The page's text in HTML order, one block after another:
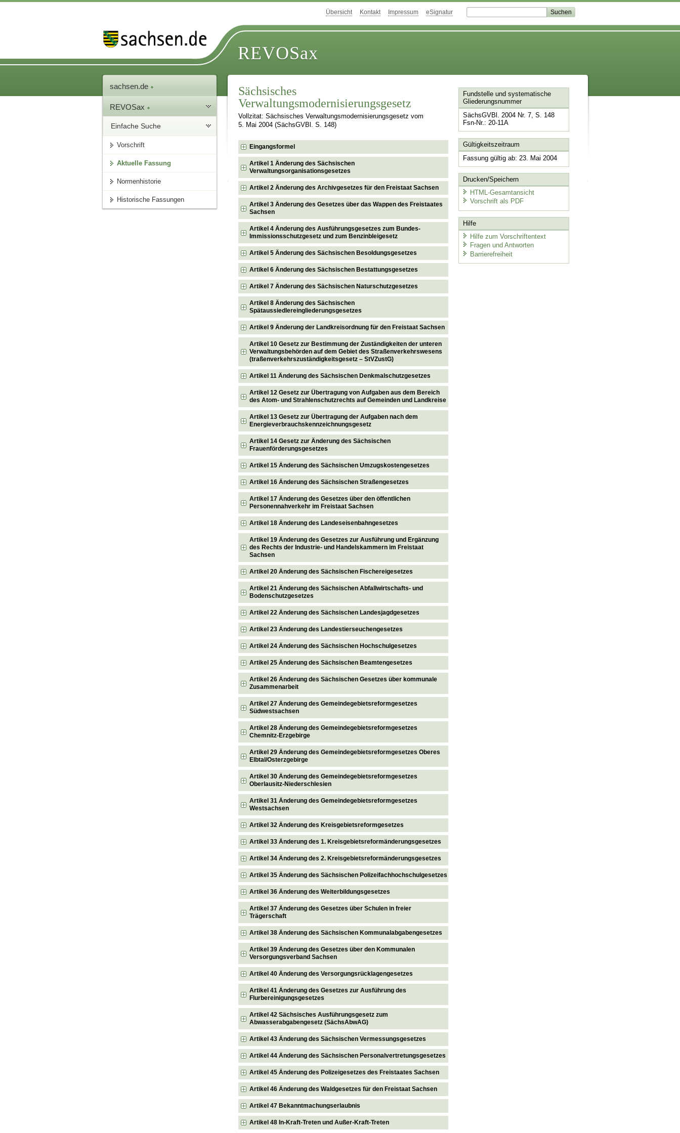
Übersicht Kontakt Impressum eSignatur
REVOSax
sachsen.de
REVOSax
Einfache Suche
Vorschrift
Aktuelle Fassung
Normenhistorie
Historische Fassungen
Sächsisches
Verwaltungsmodernisierungsgesetz
Vollzitat: Sächsisches Verwaltungsmodernisierungsgesetz vom
5. Mai 2004 (SächsGVBl. S. 148)
Eingangsformel
Artikel 1 Änderung des Sächsischen
Verwaltungsorganisationsgesetzes
Artikel 2 Änderung des Archivgesetzes für den Freistaat Sachsen
Artikel 3 Änderung des Gesetzes über das Wappen des Freistaates
Sachsen
Artikel 4 Änderung des Ausführungsgesetzes zum Bundes-
Immissionsschutzgesetz und zum Benzinbleigesetz
Artikel 5 Änderung des Sächsischen Besoldungsgesetzes
Artikel 6 Änderung des Sächsischen Bestattungsgesetzes
Artikel 7 Änderung des Sächsischen Naturschutzgesetzes
Artikel 8 Änderung des Sächsischen
Spätaussiedlereingliederungsgesetzes
Artikel 9 Änderung der Landkreisordnung für den Freistaat Sachsen
Artikel 10 Gesetz zur Bestimmung der Zuständigkeiten der unteren
Verwaltungsbehörden auf dem Gebiet des Straßenverkehrswesens
(traßenverkehrszuständigkeitsgesetz – StVZustG)
Artikel 11 Änderung des Sächsischen Denkmalschutzgesetzes
Artikel 12 Gesetz zur Übertragung von Aufgaben aus dem Bereich
des Atom- und Strahlenschutzrechts auf Gemeinden und Landkreise
Artikel 13 Gesetz zur Übertragung der Aufgaben nach dem
Energieverbrauchskennzeichnungsgesetz
Artikel 14 Gesetz zur Änderung des Sächsischen
Frauenförderungsgesetzes
Artikel 15 Änderung des Sächsischen Umzugskostengesetzes
Artikel 16 Änderung des Sächsischen Straßengesetzes
Artikel 17 Änderung des Gesetzes über den öffentlichen
Personennahverkehr im Freistaat Sachsen
Artikel 18 Änderung des Landeseisenbahngesetzes
Artikel 19 Änderung des Gesetzes zur Ausführung und Ergänzung
des Rechts der Industrie- und Handelskammern im Freistaat
Sachsen
Artikel 20 Änderung des Sächsischen Fischereigesetzes
Artikel 21 Änderung des Sächsischen Abfallwirtschafts- und
Bodenschutzgesetzes
Artikel 22 Änderung des Sächsischen Landesjagdgesetzes
Artikel 23 Änderung des Landestierseuchengesetzes
Artikel 24 Änderung des Sächsischen Hochschulgesetzes
Artikel 25 Änderung des Sächsischen Beamtengesetzes
Artikel 26 Änderung des Sächsischen Gesetzes über kommunale
Zusammenarbeit
Artikel 27 Änderung des Gemeindegebietsreformgesetzes
Südwestsachsen
Artikel 28 Änderung des Gemeindegebietsreformgesetzes
Chemnitz-Erzgebirge
Artikel 29 Änderung des Gemeindegebietsreformgesetzes Oberes
Elbtal/Osterzgebirge
Artikel 30 Änderung des Gemeindegebietsreformgesetzes
Oberlausitz-Niederschlesien
Artikel 31 Änderung des Gemeindegebietsreformgesetzes
Westsachsen
Artikel 32 Änderung des Kreisgebietsreformgesetzes
Artikel 33 Änderung des 1. Kreisgebietsreformänderungsgesetzes
Artikel 34 Änderung des 2. Kreisgebietsreformänderungsgesetzes
Artikel 35 Änderung des Sächsischen Polizeifachhochschulgesetzes
Artikel 36 Änderung des Weiterbildungsgesetzes
Artikel 37 Änderung des Gesetzes über Schulen in freier
Trägerschaft
Artikel 38 Änderung des Sächsischen Kommunalabgabengesetzes
Artikel 39 Änderung des Gesetzes über den Kommunalen
Versorgungsverband Sachsen
Artikel 40 Änderung des Versorgungsrücklagengesetzes
Artikel 41 Änderung des Gesetzes zur Ausführung des
Flurbereinigungsgesetzes
Artikel 42 Sächsisches Ausführungsgesetz zum
Abwasserabgabengesetz (SächsAbwAG)
Artikel 43 Änderung des Sächsischen Vermessungsgesetzes
Artikel 44 Änderung des Sächsischen Personalvertretungsgesetzes
Artikel 45 Änderung des Polizeigesetzes des Freistaates Sachsen
Artikel 46 Änderung des Waldgesetzes für den Freistaat Sachsen
Artikel 47 Bekanntmachungserlaubnis
Artikel 48 In-Kraft-Treten und Außer-Kraft-Treten
Fundstelle und systematische
Gliederungsnummer
SächsGVBl. 2004 Nr. 7, S. 148
Fsn-Nr.: 20-11A
Gültigkeitszeitraum
Fassung gültig ab: 23. Mai 2004
Drucken/Speichern
HTML-Gesamtansicht
Vorschrift als PDF
Hilfe
Hilfe zum Vorschriftentext
Fragen und Antworten
Barrierefreiheit